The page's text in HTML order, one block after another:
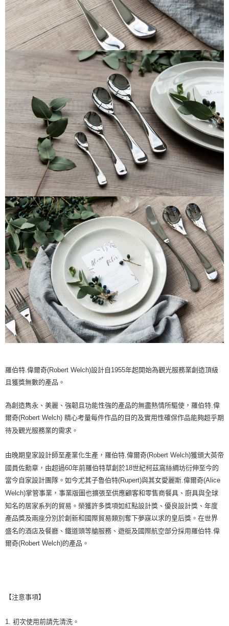
羅伯特.偉爾奇(Robert Welch)設計自1955年起開始為觀光服務業創造頂級
且獲獎無數的產品。
為創造雋永、美麗、強韌且功能性強的產品的無盡熱情所驅使，羅伯特.偉
爾奇(Robert Welch) 精心考量每件作品的目的及實用性確保作品能夠超乎期
待及觀光服務業的需求。
由晚期皇家設計師至產業化生產，羅伯特.偉爾奇(Robert Welch)獲頒大英帝
國員佐勳章，由超過60年前羅伯特草創於18世紀柯茲窩絲綢坊衍伸至今的
當今自家設計團隊。如今尤其子魯伯特(Rupert)與其女愛麗斯.偉爾奇(Alice
Welch)掌管事業，事業版圖也擴張至供應顧客和零售商餐具、廚具與全球
知名的居家系列的貿易。榮獲許多獎項如紅點設計獎、優良設計獎、年度
產品獎及兩座分別於創新和國際貿易類別奪下夢寐以求的皇后獎。在世界
盛名的酒店及餐廳、鐵道頭等艙服務、遊艇及國際航空部分採用羅伯特.偉
爾奇(Robert Welch)的產品。
【注意事項】
1. 初次使用前請先清洗。